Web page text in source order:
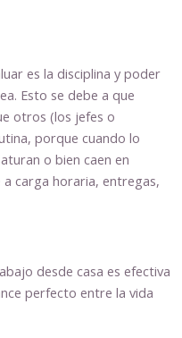
es la disciplina y poder
Esto se debe a que
otros (los jefes o
porque cuando lo
o bien caen en
carga horaria, entregas,
desde casa es efectiva
perfecto entre la vida